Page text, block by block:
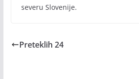
severu Slovenije.
Preteklih 24